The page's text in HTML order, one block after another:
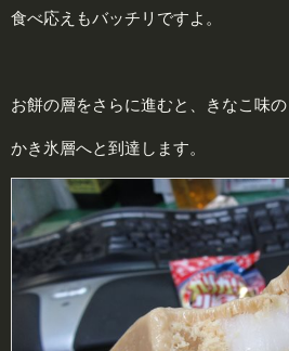
食べ応えもバッチリですよ。
お餅の層をさらに進むと、きなこ味の
かき氷層へと到達します。